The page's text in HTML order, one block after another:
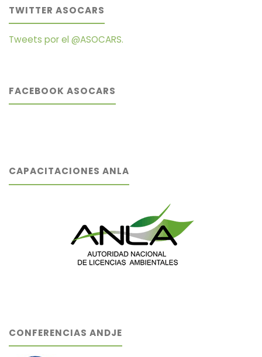
TWITTER ASOCARS
Tweets por el @ASOCARS.
FACEBOOK ASOCARS
CAPACITACIONES ANLA
CONFERENCIAS ANDJE